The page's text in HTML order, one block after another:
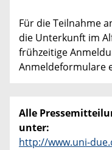
Für die Teilnahme
die Unterkunft im
frühzeitige
Anmeldeformulare
Alle
unter:
http://www.uni-